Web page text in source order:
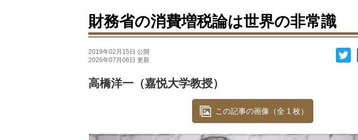
財務省の消費増税論は世界の非常識
2019年02月15日 公開
2026年07月06日 更新
高橋洋一（嘉悦大学教授）
この記事の画像（全 1 枚）